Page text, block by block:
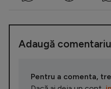
Adaugă comentariu
Pentru a comenta,